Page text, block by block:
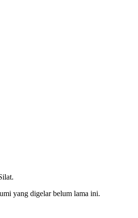
yang digelar belum lama ini.